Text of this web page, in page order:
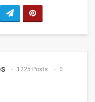
1225 Posts 0